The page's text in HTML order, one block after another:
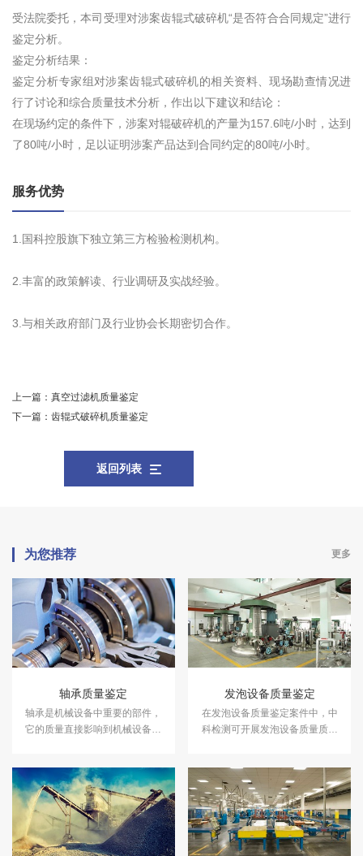
受法院委托，本司受理对涉案齿辊式破碎机“是否符合合同规定”进行
鉴定分析。
鉴定分析结果：
鉴定分析专家组对涉案齿辊式破碎机的相关资料、现场勘查情况进
行了讨论和综合质量技术分析，作出以下建议和结论：
在现场约定的条件下，涉案对辊破碎机的产量为157.6吨/小时，达到
了80吨/小时，足以证明涉案产品达到合同约定的80吨/小时。
服务优势
1.国科控股旗下独立第三方检验检测机构。
2.丰富的政策解读、行业调研及实战经验。
3.与相关政府部门及行业协会长期密切合作。
上一篇： 真空过滤机质量鉴定
下一篇： 齿辊式破碎机质量鉴定
返回列表
为您推荐 更多
轴承质量鉴定
轴承是机械设备中重要的部件，
它的质量直接影响到机械设备的
质量鉴定服务。
发泡设备质量鉴定
在发泡设备质量鉴定案件中，中
科检测可开展发泡设备质量质量